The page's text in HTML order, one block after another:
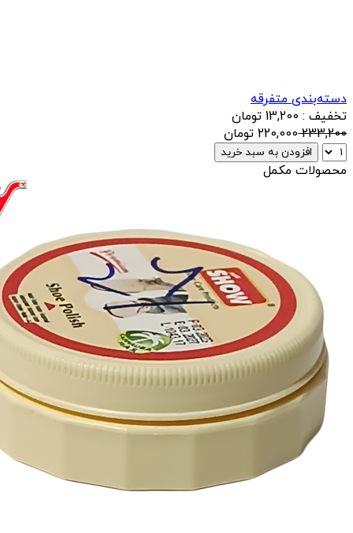
دسته‌بندی متفرقه
تخفیف : 13,200 تومان
233,200
220,000 تومان
افزودن به سبد خرید
محصولات مکمل